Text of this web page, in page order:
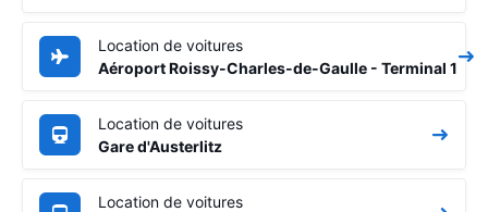
Location de voitures
Aéroport Roissy-Charles-de-Gaulle - Terminal 1
Location de voitures
Gare d'Austerlitz
Location de voitures